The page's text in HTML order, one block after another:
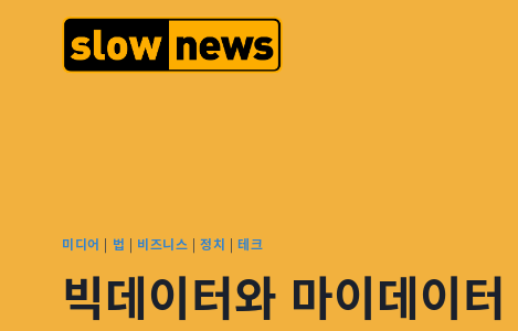
미디어 | 법 | 비즈니스 |정치 |테크
빅데이터와 마이데이